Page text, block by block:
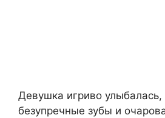
Девушка игриво
безупречные зубы и